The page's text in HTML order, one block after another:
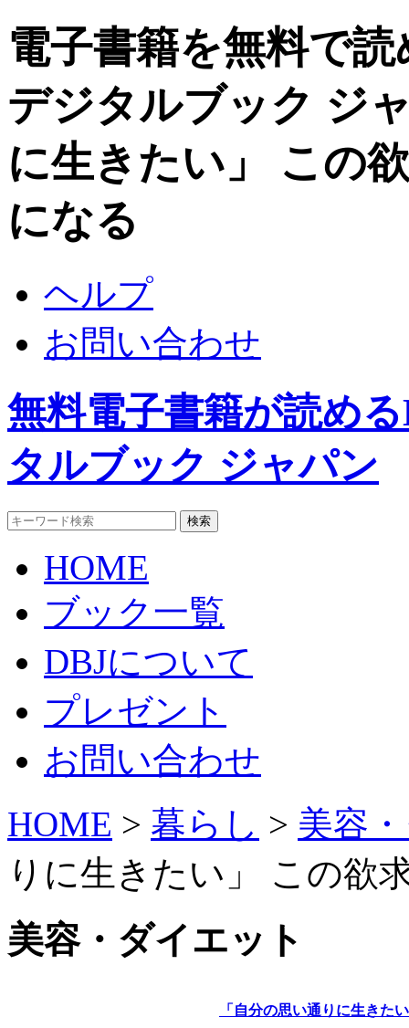
電子書籍を無料で
デジタルブック ジ
に生きたい」 この
になる
ヘルプ
お問い合わせ
無料電子書籍が読め
タルブック ジャパン
HOME
ブック一覧
DBJについて
プレゼント
お問い合わせ
HOME > 暮らし > 美容
りに生きたい」 この欲
美容・ダイエット
「自分の思い通りに生きた